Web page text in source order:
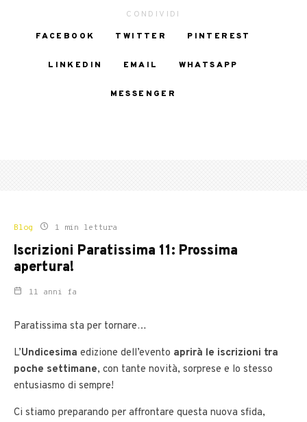
CONDIVIDI
FACEBOOK
TWITTER PINTEREST
LINKEDIN EMAIL WHATSAPP
MESSENGER
Blog 1 min lettura
Iscrizioni Paratissima 11: Prossima
apertura!
11 anni fa
Paratissima sta per tornare…
L’Undicesima edizione dell’evento aprirà le iscrizioni tra
poche settimane, con tante novità, sorprese e lo stesso
entusiasmo di sempre!
Ci stiamo preparando per affrontare questa nuova sfida,